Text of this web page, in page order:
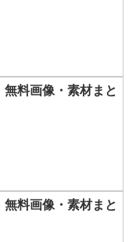
無料画像・素材まと
無料画像・素材まと